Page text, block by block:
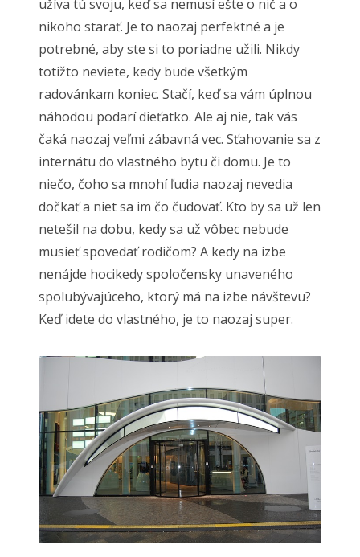
užíva tú svoju, keď sa nemusí ešte o nič a o
nikoho starať. Je to naozaj perfektné a je
potrebné, aby ste si to poriadne užili. Nikdy
totižto neviete, kedy bude všetkým
radovánkam koniec. Stačí, keď sa vám úplnou
náhodou podarí dieťatko. Ale aj nie, tak vás
čaká naozaj veľmi zábavná vec. Sťahovanie sa z
internátu do vlastného bytu či domu. Je to
niečo, čoho sa mnohí ľudia naozaj nevedia
dočkať a niet sa im čo čudovať. Kto by sa už len
netešil na dobu, kedy sa už vôbec nebude
musieť spovedať rodičom? A kedy na izbe
nenájde hocikedy spoločensky unaveného
spolubývajúceho, ktorý má na izbe návštevu?
Keď idete do vlastného, je to naozaj super.